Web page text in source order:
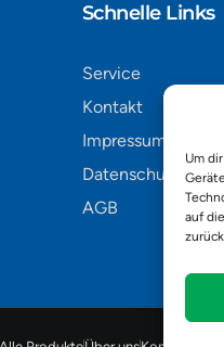
Um
auf
Schnelle Links
Service
Kontakt
Impressum
Datenschutz
AGB